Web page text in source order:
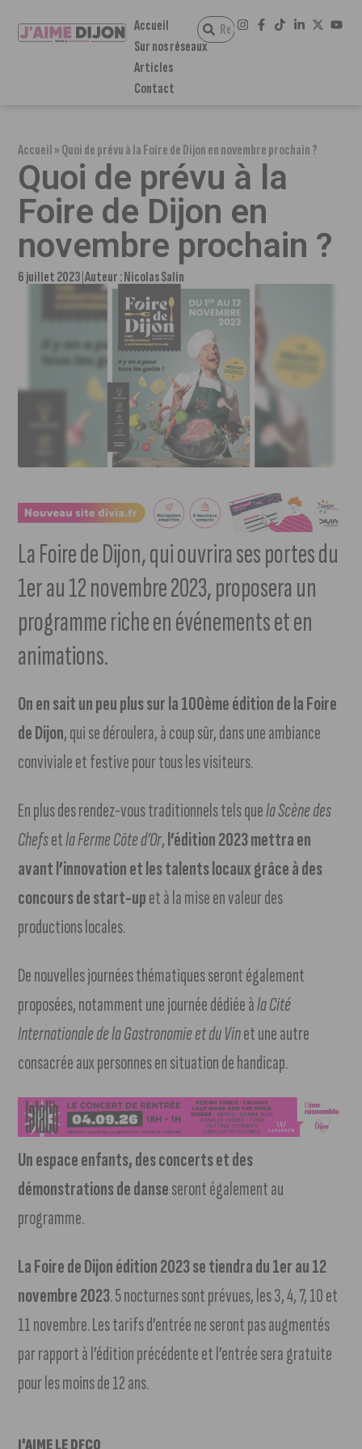
Accueil
Sur nos réseaux
Articles
Contact
Accueil»Quoi de prévu à la Foire de Dijon en novembre prochain ?
Quoi de prévu à la
Foire de Dijon en
novembre prochain ?
6 juillet 2023 Auteur :Nicolas Salin
La Foire de Dijon, qui ouvrira ses portes du
1er au 12 novembre 2023, proposera un
programme riche en événements et en
animations.
On en sait un peu plus sur la 100ème édition de la Foire
de Dijon, qui se déroulera, à coup sûr, dans une ambiance
conviviale et festive pour tous les visiteurs.
En plus des rendez-vous traditionnels tels quela Scène des
Chefsetla Ferme Côte d’Or,l’édition 2023 mettra en
avant l’innovation et les talents locaux grâce à des
concours de start-upet à la mise en valeur des
productions locales.
De nouvelles journées thématiques seront également
proposées, notamment une journée dédiée àla Cité
Internationale de la Gastronomie et du Vinet une autre
consacrée aux personnes en situation de handicap.
Un espace enfants, des concerts et des
démonstrations de danseseront également au
programme.
La Foire de Dijon édition 2023 se tiendra du 1er au 12
novembre 2023. 5 nocturnes sont prévues, les 3, 4, 7, 10 et
11 novembre. Les tarifs d’entrée ne seront pas augmentés
par rapport à l’édition précédente et l’entrée sera gratuite
pour les moins de 12 ans.
J'AIME LE DFCO